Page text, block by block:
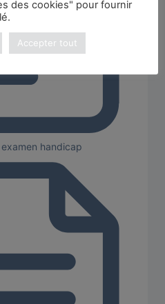
handicap
des cookies" pour fournir
Accepter tout